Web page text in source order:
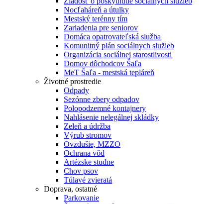
Nocľaháreň a útulky
Mestský terénny tím
Zariadenia pre seniorov
Domáca opatrovateľská služba
Komunitný plán sociálnych služieb
Organizácia sociálnej starostlivosti
Domov dôchodcov Šaľa
MeT Šaľa - mestská tepláreň
Životné prostredie
Odpady
Sezónne zbery odpadov
Polopodzemné kontajnery
Nahlásenie nelegálnej skládky
Zeleň a údržba
Výrub stromov
Ovzdušie, MZZO
Ochrana vôd
Artézske studne
Chov psov
Túlavé zvieratá
Doprava, ostatné
Parkovanie